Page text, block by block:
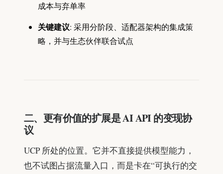
成本与弃单率
关键建议: 采用分阶段、适配器架构的集成策
略，并与生态伙伴联合试点
二、更有价值的扩展是 AI API 的变现协
议
UCP 所处的位置。它并不直接提供模型能力，
也不试图占据流量入口，而是卡在“可执行的交